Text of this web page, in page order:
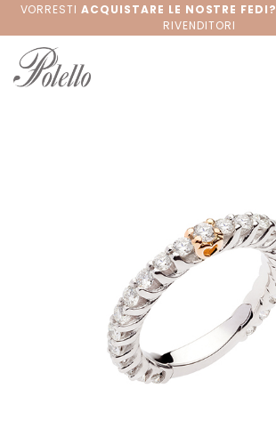
VORRESTIACQUISTARE LE NOSTRE FEDI?
RIVENDITORI